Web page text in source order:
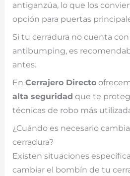
antiganzúa, lo que los
opción para puertas
Si tu cerradura no cuenta
antibumping, es
antes.
En Cerrajero Directo
alta seguridad que te
técnicas de robo más
¿Cuándo es necesario
cerradura?
Existen situaciones
cambiar el bombín de tu